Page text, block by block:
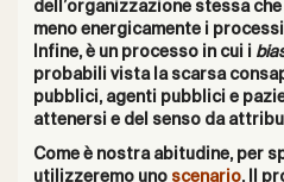
dell’organizzazione stessa
meno energicamente i
Infine, è un processo in cui i
probabili vista la scarsa
pubblici, agenti pubblici e
attenersi e del senso da
Come è nostra abitudine, per
utilizzeremo uno scenario. Il